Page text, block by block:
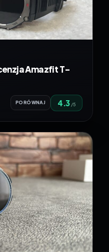
Amazfit T-
PORÓWNAJ 4.3 /5